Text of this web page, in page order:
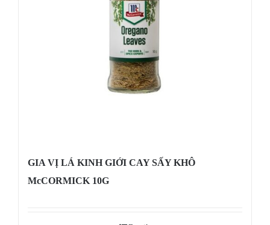
GIA VỊ LÁ KINH GIỚI CAY SẤY KHÔ
McCORMICK 10G